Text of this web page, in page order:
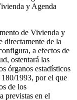
y Agenda
de Vivienda y
directamente de la
a efectos de
ostentará las
órganos estadísticos
1993, por el que
de los
previstas en el